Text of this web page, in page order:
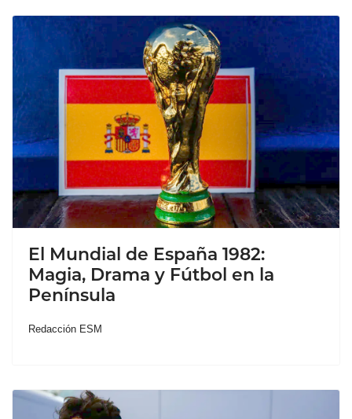
El Mundial de España 1982:
Magia, Drama y Fútbol en la
Península
Redacción ESM